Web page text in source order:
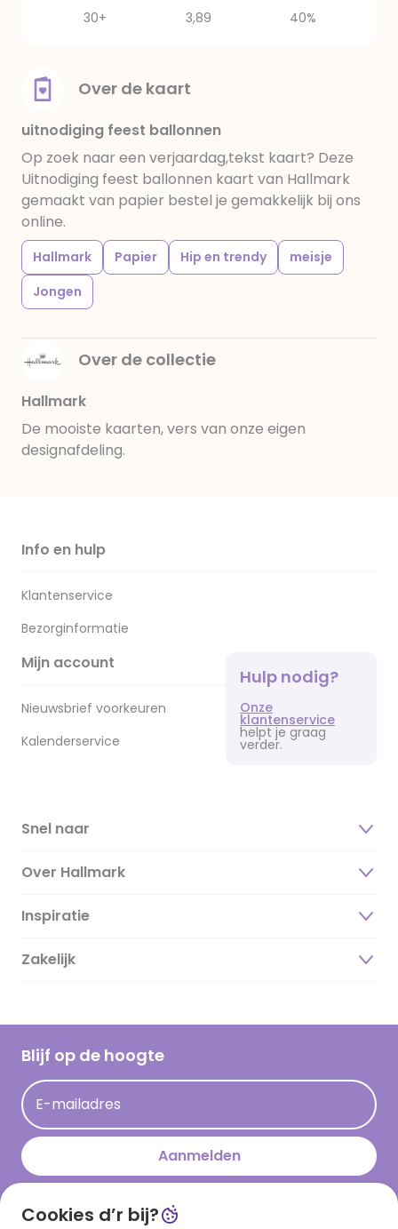
30+
3,89 40%
Over de kaart
uitnodiging feest ballonnen
Op zoek naar een verjaardag,tekst kaart? Deze
Uitnodiging feest ballonnen kaart van Hallmark
gemaakt van papier bestel je gemakkelijk bij ons
online.
Hallmark Papier Hip en trendy
meisje
Jongen
Over de collectie
Hallmark
De mooiste kaarten, vers van onze eigen
designafdeling.
Info en hulp
Klantenservice
Bezorginformatie
Mijn account
Nieuwsbrief voorkeuren
Kalenderservice
Hulp nodig?
Onze
klantenservice
helpt je graag
verder.
Snel naar
Over Hallmark
Over ons
Duurzaamheid
Hallmark Kaartclub
Acties
Persberichten
Hallmark en Kinderpostzegels
Inspiratie
Magazine
Cadeau inspiratie
Kaartinspiratie
Zakelijk
Blijf op de hoogte
E-mailadres
Aanmelden
Download onze app
Cookies d’r bij?